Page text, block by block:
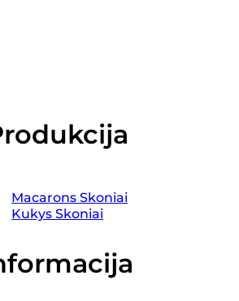
Macarons Skoniai
Kukys Skoniai